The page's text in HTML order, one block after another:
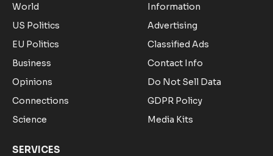
World
US Politics
EU Politics
Business
Opinions
Connections
Science
Information
Advertising
Classified Ads
Contact Info
Do Not Sell Data
GDPR Policy
Media Kits
SERVICES